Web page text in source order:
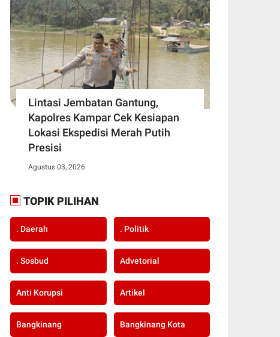
Lintasi Jembatan Gantung,
Kapolres Kampar Cek Kesiapan
Lokasi Ekspedisi Merah Putih
Presisi
Agustus 03, 2026
TOPIK PILIHAN
. Daerah . Politik
. Sosbud Advetorial
Anti Korupsi Artikel
Bangkinang Bangkinang Kota